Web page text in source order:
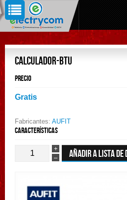
CALCULADOR-BTU
Precio
Gratis
Fabricantes: AUFIT
Características
+
–